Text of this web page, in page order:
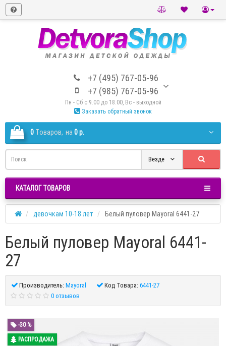
+7 (495) 767-05-96
+7 (985) 767-05-96
Пн - Сб с 9.00 до 18.00, Вс - выходной
Заказать обратный звонок
0 Tоваров, на 0 р.
Везде
КАТАЛОГ ТОВАРОВ
девочкам 10-18 лет Белый пуловер Mayoral 6441-27
Белый пуловер Mayoral 6441-
27
Производитель:Mayoral Код Товара:6441-27
0 отзывов
-30 %
РАСПРОДАЖА